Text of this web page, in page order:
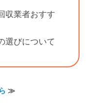
収業者おすす
選びについて
≫